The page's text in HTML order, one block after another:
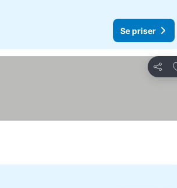
Se priser
Del